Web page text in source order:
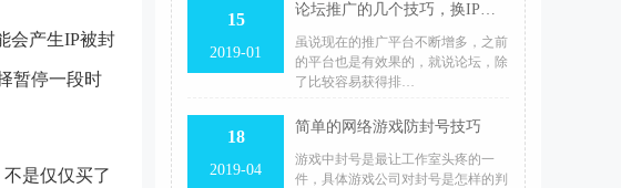
会产生IP被封
暂停一段时
是仅仅买了
15
2019-01
论坛推广的几个技巧，换IP有效吗？
虽说现在的推广平台不断增多，之前
的平台也是有效果的，就说论坛，除
了比较容易获得排…
18
2019-04
简单的网络游戏防封号技巧
游戏中封号是最让工作室头疼的一
件，具体游戏公司对封号是怎样的判